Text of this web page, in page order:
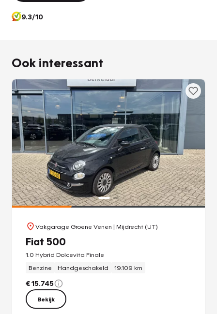
9.3/10
Ook interessant
Vakgarage Groene Venen | Mijdrecht (UT)
Fiat 500
1.0 Hybrid Dolcevita Finale
Benzine
Handgeschakeld 19.109 km
€ 15.745
Bekijk